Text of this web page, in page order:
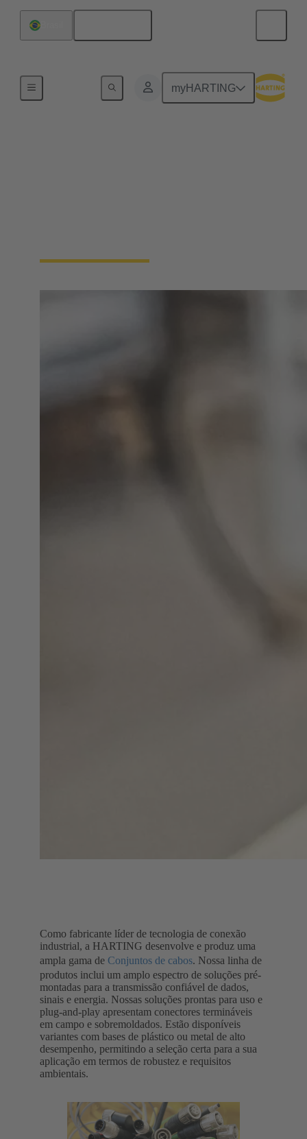
myHARTING
Como fabricante líder de tecnologia de conexão
industrial, a HARTING desenvolve e produz uma
ampla gama de Conjuntos de cabos. Nossa linha de
produtos inclui um amplo espectro de soluções pré-
montadas para a transmissão confiável de dados,
sinais e energia. Nossas soluções prontas para uso e
plug-and-play apresentam conectores termináveis
em campo e sobremoldados. Estão disponíveis
variantes com bases de plástico ou metal de alto
desempenho, permitindo a seleção certa para a sua
aplicação em termos de robustez e requisitos
ambientais.